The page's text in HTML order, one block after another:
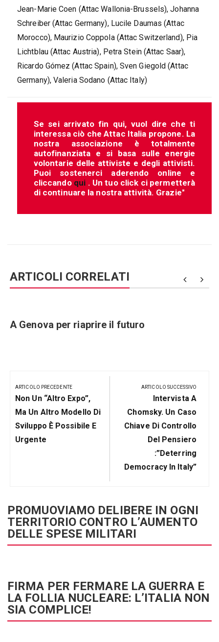
Jean-Marie Coen (Attac Wallonia-Brussels), Johanna
Schreiber (Attac Germany), Lucile Daumas (Attac
Morocco), Maurizio Coppola (Attac Switzerland), Pia
Lichtblau (Attac Austria), Petra Stein (Attac Saar),
Ricardo Gómez (Attac Spain), Sven Giegold (Attac
Germany), Valeria Sodano (Attac Italy)
Se sei arrivato fin qui, vuol dire che ti
interessa ciò che Attac Italia propone. La
nostra associazione è totalmente
autofinanziata e si basa sulle energie
volontarie delle attiviste e degli attivisti.
Puoi sostenerci aderendo online e
cliccando qui . Un tuo click ci permetterà
di continuare la nostra attività. Grazie"
ARTICOLI CORRELATI
A Genova per riaprire il futuro
articoli
ARTICOLO PRECEDENTE
Articolo
Precedente:
Non Un “altro Expo”,
Ma Un Altro Modello Di
Sviluppo È Possibile E
Urgente
ARTICOLO SUCCESSIVO
Prossimo
Post
Intervista A
Chomsky. Un Caso
Chiave Di Controllo
Del Pensiero
:”Deterring
Democracy In Italy”
PROMUOVIAMO DELIBERE IN OGNI
TERRITORIO CONTRO L’AUMENTO
DELLE SPESE MILITARI
FIRMA PER FERMARE LA GUERRA E
LA FOLLIA NUCLEARE: L’ITALIA NON
SIA COMPLICE!